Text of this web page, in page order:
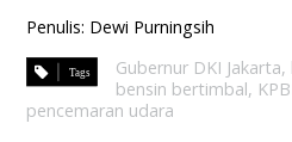
Penulis: Dewi Purningsih
Gubernur DKI Jakarta,
bensin bertimbal,
pencemaran udara